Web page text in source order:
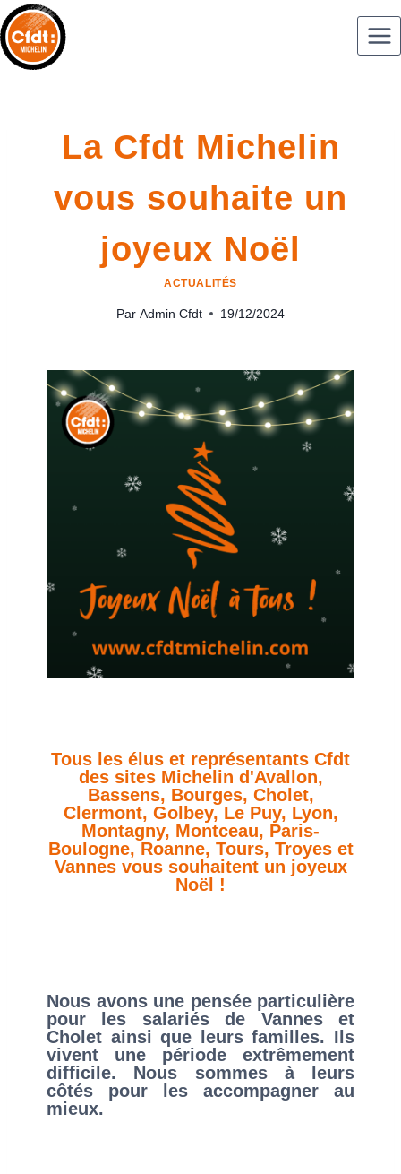
La Cfdt Michelin
vous souhaite un
joyeux Noël
ACTUALITÉS
Par Admin Cfdt 19/12/2024
Tous les élus et représentants Cfdt
des sites Michelin d'Avallon,
Bassens, Bourges, Cholet,
Clermont, Golbey, Le Puy, Lyon,
Montagny, Montceau, Paris-
Boulogne, Roanne, Tours, Troyes et
Vannes vous souhaitent un joyeux
Noël !
Nous avons une pensée particulière
pour les salariés de Vannes et
Cholet ainsi que leurs familles. Ils
vivent une période extrêmement
difficile. Nous sommes à leurs
côtés pour les accompagner au
mieux.